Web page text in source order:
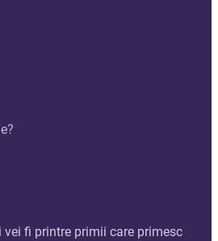
vei fi printre primii care primesc